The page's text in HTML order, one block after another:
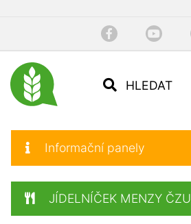
HLEDAT
Informační panely
JÍDELNÍČEK MENZY ČZU